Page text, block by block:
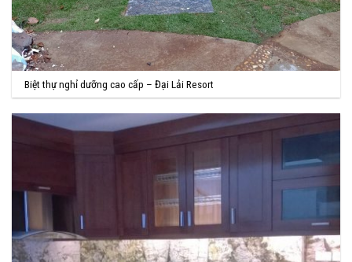
Biệt thự nghỉ dưỡng cao cấp – Đại Lải Resort